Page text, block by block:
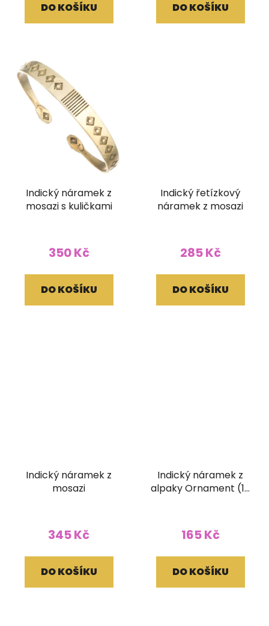
DO KOŠÍKU DO KOŠÍKU
Indický náramek z
mosazi s kuličkami
350 Kč
DO KOŠÍKU
Indický řetízkový
náramek z mosazi
285 Kč
DO KOŠÍKU
Indický náramek z
mosazi
345 Kč
DO KOŠÍKU
Indický náramek z
alpaky Ornament (10
165 Kč
DO KOŠÍKU